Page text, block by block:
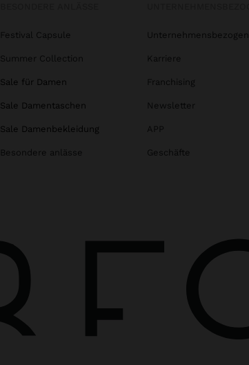
Festival Capsule
Summer Collection
Sale für Damen
Sale Damentaschen
Sale Damenbekleidung
Besondere anlässe
Unternehmensbezogen
Karriere
Franchising
Newsletter
APP
Geschäfte